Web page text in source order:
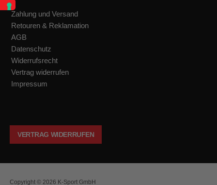
Zahlung und Versand
Retouren & Reklamation
AGB
Datenschutz
Widerrufsrecht
Vertrag widerrufen
Impressum
VERTRAG WIDERRUFEN
Copyright © 2026 K-Sport GmbH